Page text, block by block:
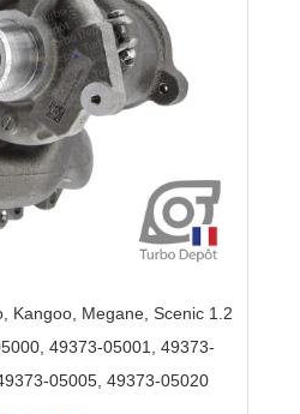
Kangoo, Megane, Scenic 1.2
49373-05001, 49373-
05005, 49373-05020